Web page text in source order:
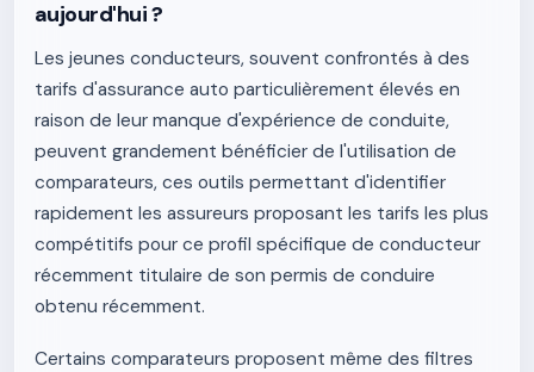
aujourd'hui ?
Les jeunes conducteurs, souvent confrontés à des
tarifs d'assurance auto particulièrement élevés en
raison de leur manque d'expérience de conduite,
peuvent grandement bénéficier de l'utilisation de
comparateurs, ces outils permettant d'identifier
rapidement les assureurs proposant les tarifs les plus
compétitifs pour ce profil spécifique de conducteur
récemment titulaire de son permis de conduire
obtenu récemment.
Certains comparateurs proposent même des filtres